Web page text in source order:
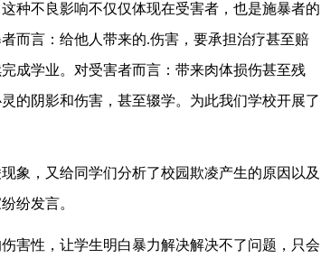
不良影响不仅仅体现在受害者，也是施暴者的
而言：给他人带来的.伤害，要承担治疗甚至赔
成学业。对受害者而言：带来肉体损伤甚至残
的阴影和伤害，甚至辍学。为此我们学校开展了
，又给同学们分析了校园欺凌产生的原因以及
纷发言。
性，让学生明白暴力解决解决不了问题，只会